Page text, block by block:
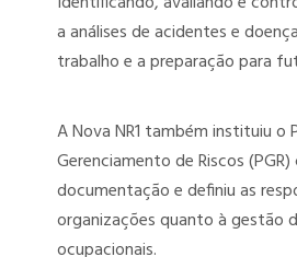
PERITO MÉDICO JUDICIAL
UNIVERSALIZAÇÃO DAS PERÍCIAS
a análises de acidentes e
trabalho e a preparação para
A Nova NR1 também instituiu o
Gerenciamento de Riscos
documentação e definiu as
organizações quanto à gestão
ocupacionais.